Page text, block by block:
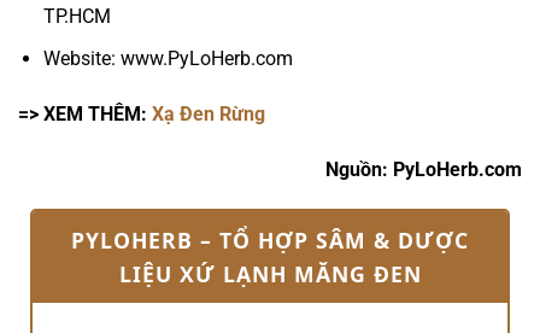
TP.HCM
Website: www.PyLoHerb.com
=> XEM THÊM: Xạ Đen Rừng
Nguồn: PyLoHerb.com
PYLOHERB – TỔ HỢP SÂM & DƯỢC
LIỆU XỨ LẠNH MĂNG ĐEN